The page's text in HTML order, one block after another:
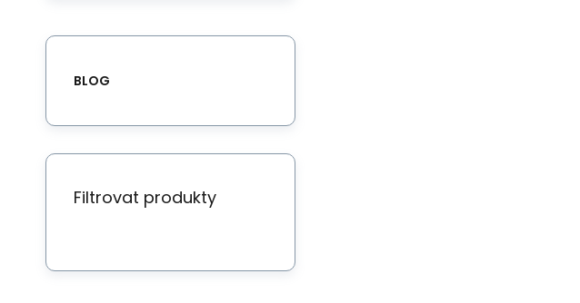
BLOG
Filtrovat produkty